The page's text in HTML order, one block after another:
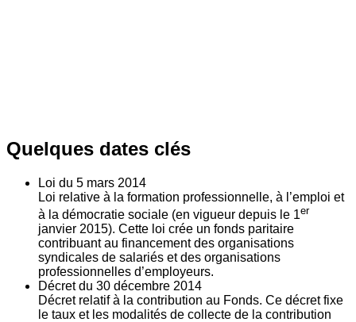
Quelques dates clés
Loi du 5 mars 2014
Loi relative à la formation professionnelle, à l’emploi et
à la démocratie sociale (en vigueur depuis le 1er
janvier 2015). Cette loi crée un fonds paritaire
contribuant au financement des organisations
syndicales de salariés et des organisations
professionnelles d’employeurs.
Décret du 30 décembre 2014
Décret relatif à la contribution au Fonds. Ce décret fixe
le taux et les modalités de collecte de la contribution